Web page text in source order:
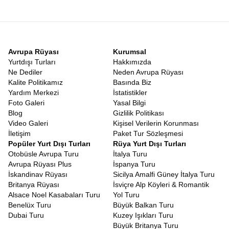
Kuzeyin dondurucu soğuğu gözünüzü korkutmasın çünkü doğru
ekipmanla soğuk, sadece keyifli bir ferahlığa dönüşür. Avrupa
Rüyası olarak sunduğumuz
Termal Kıyafetli Lapland Turu
ayrıcalığı sayesinde, eksi derecelere varan hava koşullarında bile
sıcacık kalacaksınız. Özel tulumlar, kar botları ve eldivenler, sizi
soğuktan korurken hareket kabiliyetinizi kısıtlamadan tüm
aktivitelerin tadını çıkarmanızı sağlar. Böylece soğuğu değil,
sadece anın güzelliğini düşünürsünüz.
Uçaklı Lapland Turu
Konforlu bir yolculuk, güzel bir tatilin başlangıcıdır. İstanbul’dan
başlayıp Rovaniemi’ye uzanan bu serüvende,Uçaklı Lapland
Turu
konseptimizle yorucu kara yolculuklarını ortadan
kaldırıyoruz. Türk Hava Yolları veya diğer prestijli havayolu
şirketleriyle gerçekleştirdiğimiz uçuşlar, sizi kısa sürede bu beyaz
cennete ulaştırıyor. Havalimanında sizi karşılayan ekibimizle
birlikte, hiç vakit kaybetmeden masalın içine dalış yapıyorsunuz.
4 Gece Lapland Turu
Lapland’ın sunduğu tüm güzellikleri sindirerek yaşamak için süre
Avrupa Rüyası
Yurtdışı Turları
Ne Dediler
Kalite Politikamız
Yardım Merkezi
Foto Galeri
Blog
Video Galeri
İletişim
Kurumsal
Hakkımızda
Neden Avrupa Rüyası
Basında Biz
İstatistikler
Yasal Bilgi
Gizlilik Politikası
Kişisel Verilerin Korunması
Paket Tur Sözleşmesi
Popüler Yurt Dışı Turları
Otobüsle Avrupa Turu
Avrupa Rüyası Plus
İskandinav Rüyası
Britanya Rüyası
Alsace Noel Kasabaları Turu
Benelüx Turu
Dubai Turu
Rüya Yurt Dışı Turları
İtalya Turu
İspanya Turu
Sicilya Amalfi Güney İtalya Turu
İsviçre Alp Köyleri & Romantik
Yol Turu
Büyük Balkan Turu
Kuzey Işıkları Turu
Büyük Britanya Turu